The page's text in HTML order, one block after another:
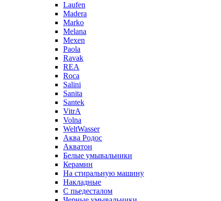
Laufen
Madera
Marko
Melana
Mexen
Paola
Ravak
REA
Roca
Salini
Sanita
Santek
VitrA
Volna
WeltWasser
Аква Родос
Акватон
Белые умывальники
Керамин
На стиральную машину
Накладные
С пьедесталом